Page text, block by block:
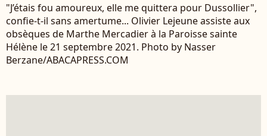
"J’étais fou amoureux, elle me quittera pour Dussollier",
confie-t-il sans amertume... Olivier Lejeune assiste aux
obsèques de Marthe Mercadier à la Paroisse sainte
Hélène le 21 septembre 2021. Photo by Nasser
Berzane/ABACAPRESS.COM